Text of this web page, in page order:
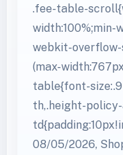
.fee-table-
width:100%;min-
webkit-overflow-
(max-
table{font-
th,.height-
08/05/2026,